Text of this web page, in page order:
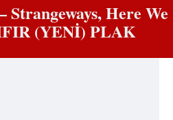
Strangeways, Here
(YENİ) PLAK